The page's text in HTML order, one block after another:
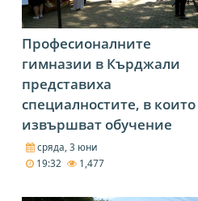
Професионалните
гимназии в Кърджали
представиха
специалностите, в които
извършват обучение
сряда, 3 юни
19:32
1,477